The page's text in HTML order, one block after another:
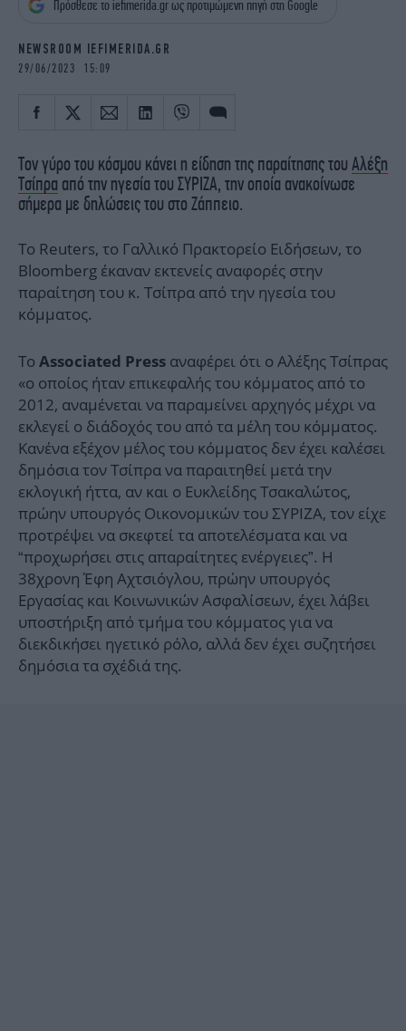
iBOOKS
ΖΩΔΙΑ
MEDIA
NEWSLETTER
Πρόσθεσε το iefimerida.gr ως προτιμώμενη πηγή στη Google
NEWSROOM IEFIMERIDA.GR
29/06/2023 15:09
Τον γύρο του κόσμου κάνει η είδηση της παραίτησης του Αλέξη
Τσίπρα από την ηγεσία του ΣΥΡΙΖΑ, την οποία ανακοίνωσε
σήμερα με δηλώσεις του στο Ζάππειο.
Το Reuters, το Γαλλικό Πρακτορείο Ειδήσεων, το
Bloomberg έκαναν εκτενείς αναφορές στην
παραίτηση του κ. Τσίπρα από την ηγεσία του
κόμματος.
To Associated Press αναφέρει ότι ο Αλέξης Τσίπρας
«ο οποίος ήταν επικεφαλής του κόμματος από το
2012, αναμένεται να παραμείνει αρχηγός μέχρι να
εκλεγεί ο διάδοχός του από τα μέλη του κόμματος.
Κανένα εξέχον μέλος του κόμματος δεν έχει καλέσει
δημόσια τον Τσίπρα να παραιτηθεί μετά την
εκλογική ήττα, αν και ο Ευκλείδης Τσακαλώτος,
πρώην υπουργός Οικονομικών του ΣΥΡΙΖΑ, τον είχε
προτρέψει να σκεφτεί τα αποτελέσματα και να
“προχωρήσει στις απαραίτητες ενέργειες”. Η
38χρονη Έφη Αχτσιόγλου, πρώην υπουργός
Εργασίας και Κοινωνικών Ασφαλίσεων, έχει λάβει
υποστήριξη από τμήμα του κόμματος για να
διεκδικήσει ηγετικό ρόλο, αλλά δεν έχει συζητήσει
δημόσια τα σχέδιά της.